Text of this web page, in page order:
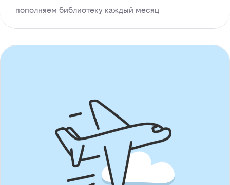
пополняем библиотеку каждый месяц